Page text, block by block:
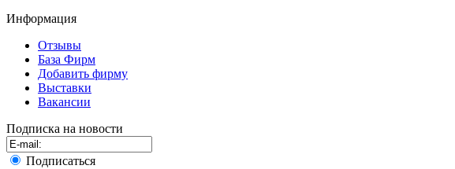
Информация
Отзывы
База Фирм
Добавить фирму
Выставки
Вакансии
Подписка на новости
Подписаться